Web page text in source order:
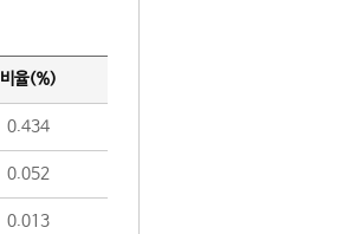
비율(%)
0.434
0.052
0.013